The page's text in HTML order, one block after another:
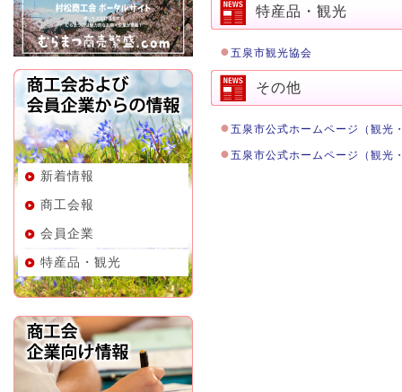
新着情報
商工会報
会員企業
特産品・観光
特産品・観光
●五泉市観光協会
その他
●五泉市公式ホームページ（観光
●五泉市公式ホームページ（観光